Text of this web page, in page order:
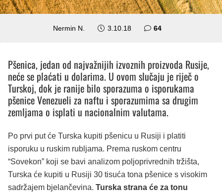
Nermin N. 3.10.18 64komentara
Pšenica, jedan od najvažnijih izvoznih proizvoda Rusije,
neće se plaćati u dolarima. U ovom slučaju je riječ o
Turskoj, dok je ranije bilo sporazuma o isporukama
pšenice Venezueli za naftu i sporazumima sa drugim
zemljama o isplati u nacionalnim valutama.
Po prvi put će Turska kupiti pšenicu u Rusiji i platiti
isporuku u ruskim rubljama. Prema ruskom centru
“Sovekon” koji se bavi analizom poljoprivrednih tržišta,
Turska će kupiti u Rusiji 30 tisuća tona pšenice s visokim
sadržajem bjelančevina. Turska strana će za tonu